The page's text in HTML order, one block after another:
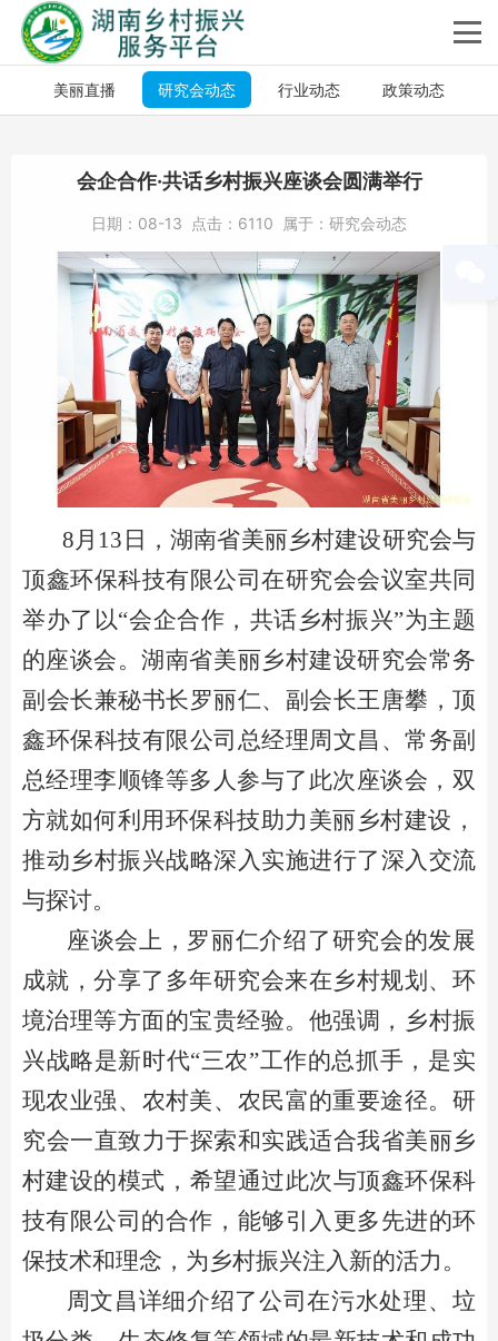
美丽直播 研究会动态 行业动态 政策动态
会企合作·共话乡村振兴座谈会圆满举行
日期： 08-13 点击： 6110 属于： 研究会动态
8月13日 ， 湖南省‌美丽乡村建设研究会与
顶鑫环保科技有限公司在研究会会议室共同
举办了以“会企合作 ， ‌共话乡村振兴”为主题
的座谈会。湖南省‌美丽乡村建设研究会常务
副会长兼秘书长罗丽仁、副会长王唐攀， 顶
鑫环保科技有限公司总经理周文昌 、 常务副
总经理李顺锋等多人参与了此次座谈会， ‌双
方就如何利用环保科技助力美丽乡村建设，‌
推动乡村振兴战略深入实施进行了深入交流
与探讨。‌
座谈会上， 罗丽仁介绍了研究会的发展
成就，分享了多年研究会来在乡村规划、 ‌环
境治理等方面的宝贵经验。他强调， ‌乡村振
兴战略是新时代“三农”工作的总抓手，‌是实
现农业强、‌农村美、‌农民富的重要途径。‌研
究会一直致力于探索和实践适合我省美丽乡
村建设的模式， ‌希望通过此次与顶鑫环保科
技有限公司的合作， ‌能够引入更多先进的环
保技术和理念，‌为乡村振兴注入新的活力。
周文昌详细介绍了公司在污水处理、 ‌垃